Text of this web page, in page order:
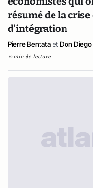
résumé de la
d’intégration
Pierre Bentata et Don Diego
12 min de lecture